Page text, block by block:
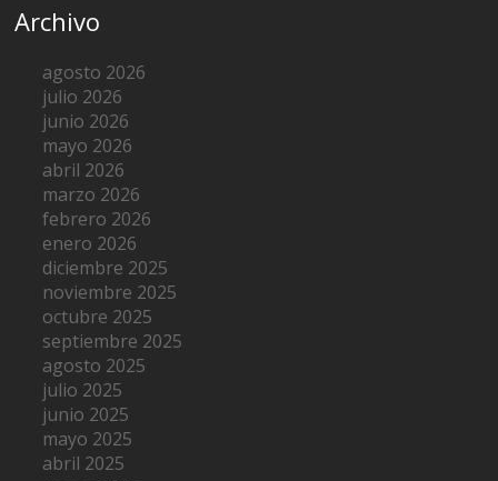
Archivo
agosto 2026
julio 2026
junio 2026
mayo 2026
abril 2026
marzo 2026
febrero 2026
enero 2026
diciembre 2025
noviembre 2025
octubre 2025
septiembre 2025
agosto 2025
julio 2025
junio 2025
mayo 2025
abril 2025